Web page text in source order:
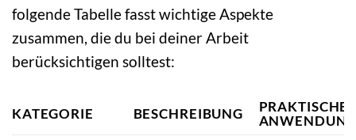
folgende Tabelle fasst wichtige Aspekte
zusammen, die du bei deiner Arbeit
berücksichtigen solltest:
KATEGORIE BESCHREIBUNG
PRAKTISCHE